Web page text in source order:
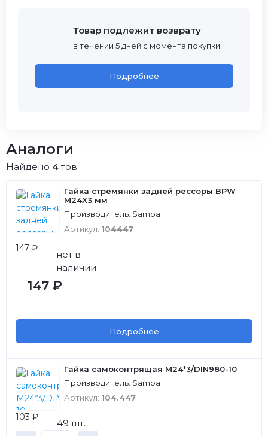
Товар подлежит возврату
в течении 5 дней с момента покупки
Подробнее
Аналоги
Найдено 4 тов.
Гайка стремянки задней рессоры BPW
M24X3 мм
Производитель: Sampa
Артикул: 104447
147 ₽
нет в
наличии
147 ₽
Подробнее
Гайка самоконтрящая M24*3/DIN980-10
Производитель: Sampa
Артикул: 104.447
103 ₽
49 шт.